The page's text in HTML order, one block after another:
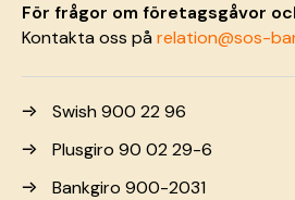
För frågor om företagsgåvor
Kontakta oss pårelation@sos-
Swish 900 22 96
Plusgiro 90 02 29-6
Bankgiro 900-2031